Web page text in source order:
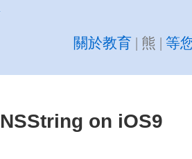
關於教育| 熊 | 等
on iOS9